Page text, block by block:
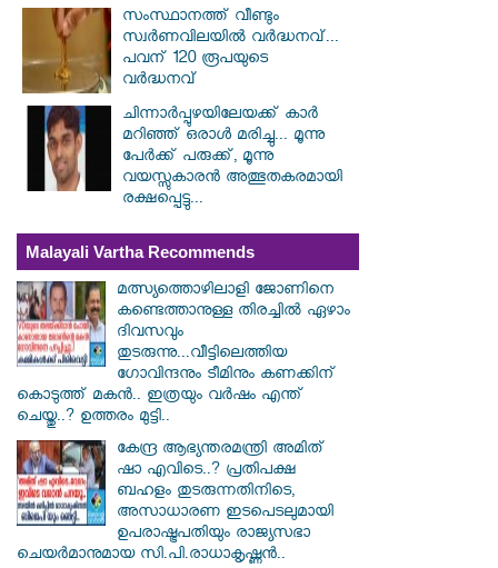
സംസ്ഥാനത്ത് വീണ്ടും
സ്വർണവിലയിൽ വർദ്ധനവ്...
പവന് 120 രൂപയുടെ
വർദ്ധനവ്
ചിന്നാർപ്പുഴയിലേയക്ക് കാർ
മറിഞ്ഞ് ഒരാൾ മരിച്ചു... മൂന്നു
പേർക്ക് പരുക്ക്, മൂന്നു
വയസ്സുകാരൻ അത്ഭുതകരമായി
രക്ഷപ്പെട്ടു...
Malayali Vartha Recommends
മത്സ്യത്തൊഴിലാളി ജോണിനെ
കണ്ടെത്താനുള്ള തിരച്ചിൽ ഏഴാം
ദിവസവും
തുടരുന്നു...വീട്ടിലെത്തിയ
ഗോവിന്ദനും ടീമിനും കണക്കിന്
കൊടുത്ത് മകൻ.. ഇത്രയും വർഷം എന്ത്
ചെയ്തു..? ഉത്തരം മുട്ടി..
കേന്ദ്ര ആഭ്യന്തരമന്ത്രി അമിത്
ഷാ എവിടെ..? പ്രതിപക്ഷ
ബഹളം തുടരുന്നതിനിടെ,
അസാധാരണ ഇടപെടലുമായി
ഉപരാഷ്ട്രപതിയും രാജ്യസഭാ
ചെയർമാനുമായ സി.പി.രാധാകൃഷ്ണൻ..